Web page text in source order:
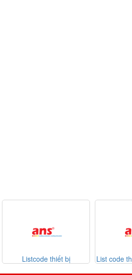
bị
List code thiết bị Reckmann